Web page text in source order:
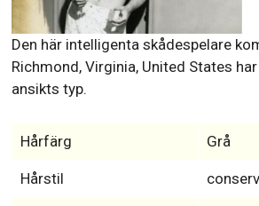
Den här intelligenta skådespelare
Richmond, Virginia, United States
ansikts typ.
Hårfärg Grå
Hårstil